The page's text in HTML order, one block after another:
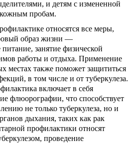
и детям с измененной
кожным пробам.
относятся все меры,
образ жизни —
занятие физической
работы и отдыха. Применение
местах также поможет защититься
в том числе и от туберкулеза.
включает в себя
флюорографии, что способствует
не только туберкулеза, но и
дыхания, таких как рак
профилактики относят
проведение